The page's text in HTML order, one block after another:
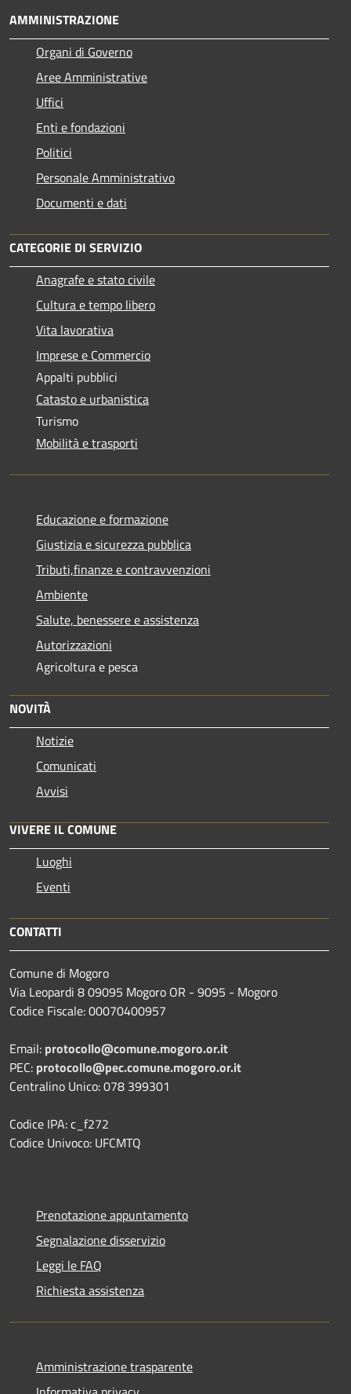
AMMINISTRAZIONE
Organi di Governo
Aree Amministrative
Uffici
Enti e fondazioni
Politici
Personale Amministrativo
Documenti e dati
CATEGORIE DI SERVIZIO
Anagrafe e stato civile
Cultura e tempo libero
Vita lavorativa
Imprese e Commercio
Appalti pubblici
Catasto e urbanistica
Turismo
Mobilità e trasporti
Educazione e formazione
Giustizia e sicurezza pubblica
Tributi,finanze e contravvenzioni
Ambiente
Salute, benessere e assistenza
Autorizzazioni
Agricoltura e pesca
NOVITÀ
Notizie
Comunicati
Avvisi
VIVERE IL COMUNE
Luoghi
Eventi
CONTATTI
Comune di Mogoro
Via Leopardi 8 09095 Mogoro OR - 9095 - Mogoro
Codice Fiscale: 00070400957
Email: protocollo@comune.mogoro.or.it
PEC: protocollo@pec.comune.mogoro.or.it
Centralino Unico: 078 399301
Codice IPA: c_f272
Codice Univoco: UFCMTQ
Prenotazione appuntamento
Segnalazione disservizio
Leggi le FAQ
Richiesta assistenza
Amministrazione trasparente